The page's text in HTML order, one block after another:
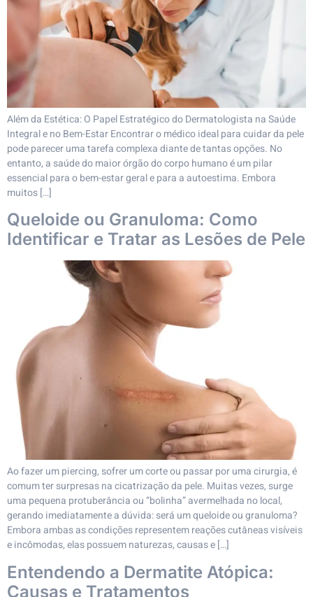
Além da Estética: O Papel Estratégico do Dermatologista na Saúde
Integral e no Bem-Estar Encontrar o médico ideal para cuidar da pele
pode parecer uma tarefa complexa diante de tantas opções. No
entanto, a saúde do maior órgão do corpo humano é um pilar
essencial para o bem-estar geral e para a autoestima. Embora
muitos […]
Queloide ou Granuloma: Como
Identificar e Tratar as Lesões de Pele
Ao fazer um piercing, sofrer um corte ou passar por uma cirurgia, é
comum ter surpresas na cicatrização da pele. Muitas vezes, surge
uma pequena protuberância ou “bolinha” avermelhada no local,
gerando imediatamente a dúvida: será um queloide ou granuloma?
Embora ambas as condições representem reações cutâneas visíveis
e incômodas, elas possuem naturezas, causas e […]
Entendendo a Dermatite Atópica:
Causas e Tratamentos